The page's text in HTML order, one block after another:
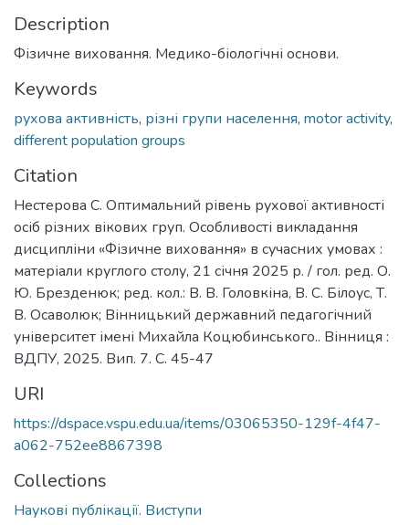
Description
Фізичне виховання. Медико-біологічні основи.
Keywords
рухова активність, різні групи населення, motor activity,
different population groups
Citation
Нестерова С. Оптимальний рівень рухової активності
осіб різних вікових груп. Особливості викладання
дисципліни «Фізичне виховання» в сучасних умовах :
матеріали круглого столу, 21 січня 2025 р. / гол. ред. О.
Ю. Брезденюк; ред. кол.: В. В. Головкіна, В. С. Білоус, Т.
В. Осаволюк; Вінницький державний педагогічний
університет імені Михайла Коцюбинського.. Вінниця :
ВДПУ, 2025. Вип. 7. С. 45-47
URI
https://dspace.vspu.edu.ua/items/03065350-129f-4f47-
a062-752ee8867398
Collections
Наукові публікації. Виступи